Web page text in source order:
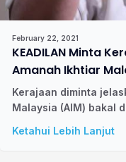
February 22, 2021
KEADILAN Minta
Amanah Ikhtiar
Kerajaan diminta
Malaysia (AIM) bakal
Ketahui Lebih Lanjut